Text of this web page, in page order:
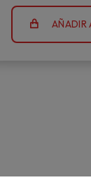
AÑADIR